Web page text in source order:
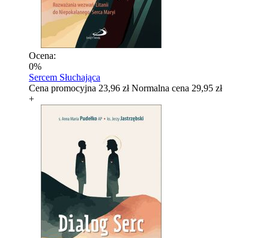
Ocena:
0%
Sercem Słuchająca
Cena promocyjna 23,96 zł Normalna cena 29,95 zł
+